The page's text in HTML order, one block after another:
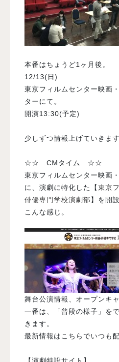
本番はちょうど1ヶ月後。
12/13(日)
東京フィルムセンター映画
ターにて。
開演13:30(予定)
少しずつ情報上げていきます
☆☆ CMタイム ☆☆
東京フィルムセンター映画
に、演劇に特化した【東京
俳優専門学校演劇部 】を開
こんな感じ。
舞台公演情報、オープンキ
一番は、「普段の様子」を
きます。
最新情報はこちらでいつも